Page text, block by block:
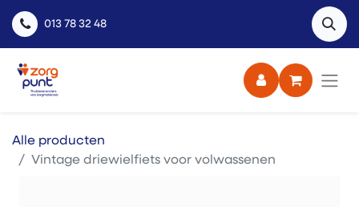
013 78 32 48
Alle producten
Vintage driewielfiets voor volwassenen